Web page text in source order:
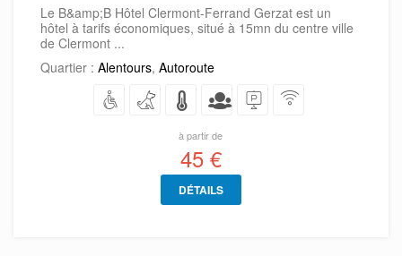
Le B&amp;B Hôtel Clermont-Ferrand Gerzat est un
hôtel à tarifs économiques, situé à 15mn du centre ville
de Clermont ...
Quartier : Alentours, Autoroute
à partir de
45 €
DÉTAILS